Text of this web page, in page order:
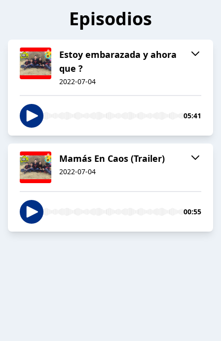
Episodios
Estoy embarazada y ahora
que ?
2022-07-04
05:41
Mamás En Caos (Trailer)
2022-07-04
00:55